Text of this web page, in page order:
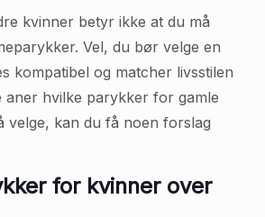
kvinner betyr ikke at du må
Vel, du bør velge en
kompatibel og matcher livsstilen
aner hvilke parykker for gamle
velge, kan du få noen forslag
for kvinner over